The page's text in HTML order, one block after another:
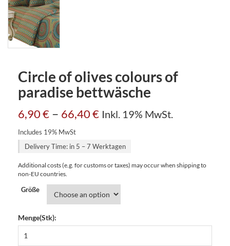
Circle of olives colours of
paradise bettwäsche
6,90€ – 66,40€ Inkl. 19% MwSt.
Includes 19% MwSt
Delivery Time: in 5 – 7 Werktagen
Additional costs (e.g. for customs or taxes) may occur when shipping to
non-EU countries.
Größe
Menge(Stk):